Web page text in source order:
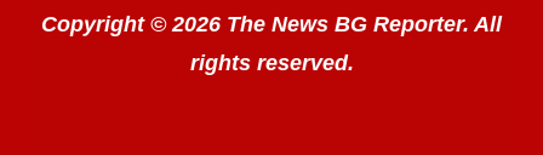
Copyright © 2026 The News BG Reporter. All
rights reserved.